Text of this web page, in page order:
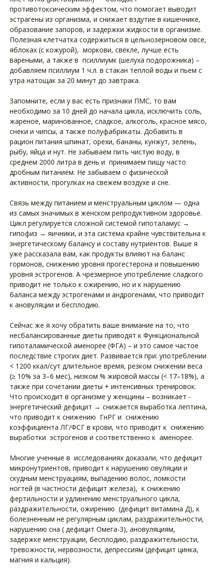
противотоксическим эффектом, что помогает выводит
эстрагены из организма, и снижает вздутие в кишечнике,
образование запоров, и задержки жидкости в организме.
Полезная клетчатка содержиться в цельнозерновом овсе,
яблоках (с кожурой), моркови, свёкле, лучше есть
вареными, а также в псиллиумк (шелуха подорожника) –
добавляем псиллиум 1 ч.л. в стакан теплой воды и пьем с
утра натощак за 20 минут до завтрака.
Запомните, если у вас есть признаки ПМС, то вам
необходимо за 10 дней до начала цикла, исключить соль,
жареное, маринованное, сладкое, алкоголь, красное мясо,
снеки и чипсы, а также полуфабрикаты. Добавить в
рацион питания шпинат, орехи, бананы, кунжут, зелень,
рыбу, яйца и нут. Не забываем пить чистую воду, в
среднем 2000 литра в день и принимаем пищу часто
дробным питанием. Не забываем о физической
активности, прогулках на свежем воздухе и сне.
Связь между питанием и менструальным циклом — одна
из самых значимых в женском репродуктивном здоровье.
Цикл регулируется сложной системой гипоталамус →
гипофиз → яичники, и эта система крайне чувствительна к
энергетическому балансу и составу нутриентов. Выше я
уже рассказала вам, как продукты влияют на баланс
гормонов, снижению уровня прогестерона и повышению
уровня эстрогенов. А чрезмерное употребление сладкого
приводит не только к ожирению, но и к нарушению
баланса между эстрогенами и андрогенами, что приводит
к ановуляции и бесплодию.
Сейчас же я хочу обратить ваше внимание на то, что
несбалансированные диеты приводят к Функциональной
гипоталамической аменорее (ФГА) – и это самое частое
последствие строгих диет. Развивается при: употреблении
< 1200 ккал/сут длительное время, резком снижении веса
(≥ 10% за 3–6 мес), низком % жировой массы (< 17–18%), а
также при сочетании диеты + интенсивных тренировок.
Что происходит в организме у женщины – возникает -
энергетический дефицит → снижается выработка лептина,
что приводит к снижению ГнРГ и снижению
коэффициента ЛГ/ФСГ в крови, что приводит к снижению
выработки эстрогенов и соответственно к аменорее.
Многие ученные в исследованиях доказали, что дефицит
микронутриентов, приводит к нарушению овуляции и
скудным менструациям, выпадению волос, ломкости
ногтей (в частности дефицит железа), к снижению
фертильности и удлинению менструального цикла,
раздражительности, ожирению (дефицит витамина Д), к
болезненным не регулярным циклам, раздражительности,
нарушению сна ( дефицит Омега-3), ановуляциям,
задержке менструации, бесплодию, раздражительности,
тревожности, нервозности, депрессиям (дефицит цинка,
магния и кальция).